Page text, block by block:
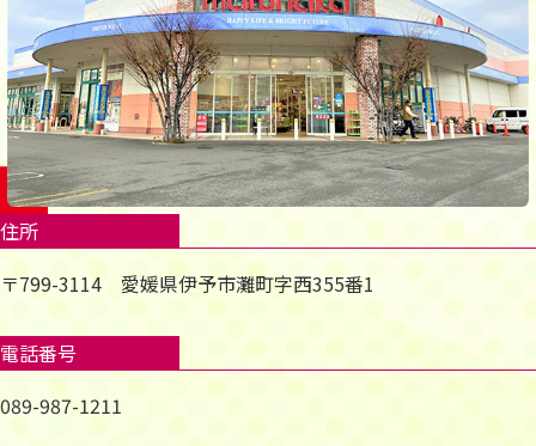
住所
〒799-3114 愛媛県伊予市灘町字西355番1
電話番号
089-987-1211